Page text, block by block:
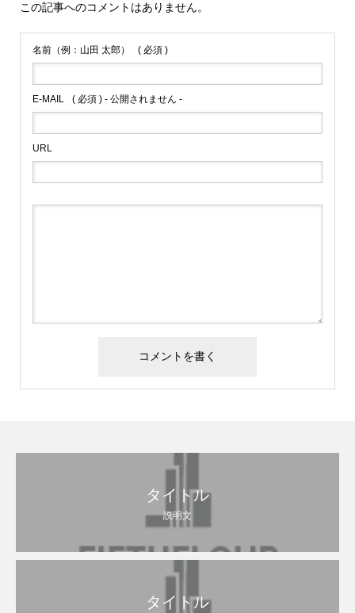
この記事へのコメントはありません。
名前（例：山田 太郎） ( 必須 )
E-MAIL ( 必須 ) - 公開されません -
URL
タイトル
説明文
タイトル